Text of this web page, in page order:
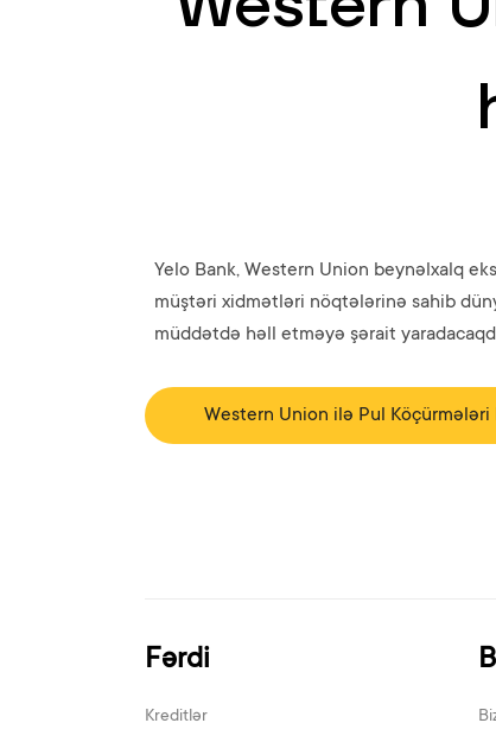
Yelo Bank, Western Union beynəlxalq
müştəri xidmətləri nöqtələrinə sahib
müddətdə həll etməyə şərait
Western Union ilə Pul Köçürmələri
Fərdi
Kreditlər